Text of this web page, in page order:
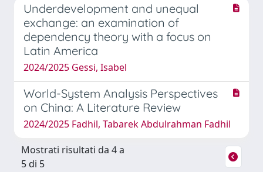
Underdevelopment and unequal
exchange: an examination of
dependency theory with a focus on
Latin America
2024/2025 Gessi, Isabel
World-System Analysis Perspectives
on China: A Literature Review
2024/2025 Fadhil, Tabarek Abdulrahman Fadhil
Mostrati risultati da 4 a
5 di 5